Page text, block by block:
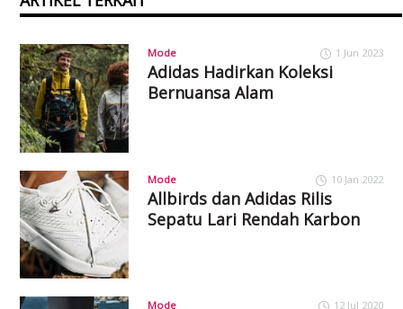
Mode 1 Jun 2023
Adidas Hadirkan Koleksi
Bernuansa Alam
Mode 10 Jan 2022
Allbirds dan Adidas Rilis
Sepatu Lari Rendah Karbon
Mode 12 Jul 2020